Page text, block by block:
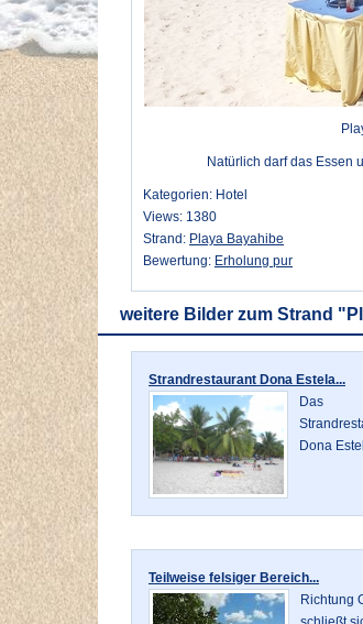
Natürlich darf das Essen
Kategorien: Hotel
Views: 1380
Strand: Playa Bayahibe
Bewertung: Erholung pur
weitere Bilder zum Strand
Strandrestaurant Dona Estela...
Das
Dona
Teilweise felsiger Bereich...
Richtung